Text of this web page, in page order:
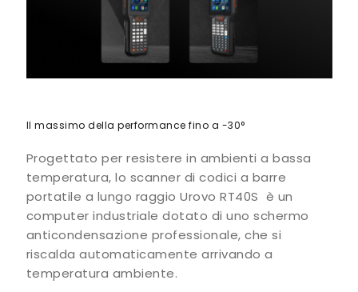
Il massimo della performance fino a -30°
Progettato per resistere in ambienti a bassa
temperatura, lo scanner di codici a barre
portatile a lungo raggio Urovo RT40S è un
computer industriale dotato di uno schermo
anticondensazione professionale, che si
riscalda automaticamente arrivando a
temperatura ambiente.